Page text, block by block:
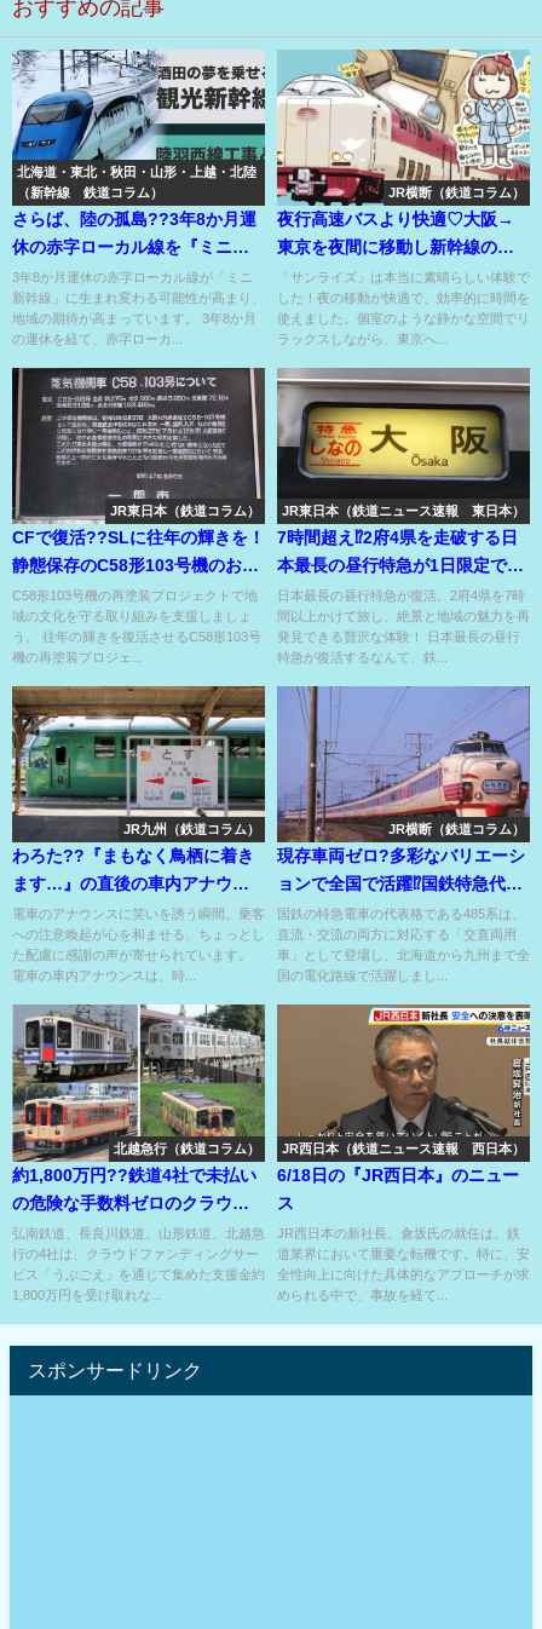
おすすめの記事
北海道・東北・秋田・山形・上越・北陸
（新幹線 鉄道コラム）
さらば、陸の孤島??3年8か月運
休の赤字ローカル線を『ミニ新
幹線』で実現なるか？
3年8か月運休の赤字ローカル線が「ミニ
新幹線」に生まれ変わる可能性が高まり、
地域の期待が高まっています。 3年8か月
の運休を経て、赤字ローカ...
JR横断（鉄道コラム）
夜行高速バスより快適♡大阪→
東京を夜間に移動し新幹線の始
発より早く着ける！
「サンライズ」は本当に素晴らしい体験で
した！夜の移動が快適で、効率的に時間を
使えました。個室のような静かな空間でリ
ラックスしながら、東京へ...
JR東日本（鉄道コラム）
CFで復活??SLに往年の輝きを！
静態保存のC58形103号機のお色
なおしの費用??
C58形103号機の再塗装プロジェクトで地
域の文化を守る取り組みを支援しましょ
う。 往年の輝きを復活させるC58形103号
機の再塗装プロジェ...
JR東日本（鉄道ニュース速報 東日本）
7時間超え⁉2府4県を走破する日
本最長の昼行特急が1日限定で復
活!?
日本最長の昼行特急が復活。2府4県を7時
間以上かけて旅し、絶景と地域の魅力を再
発見できる贅沢な体験！ 日本最長の昼行
特急が復活するなんて、鉄...
JR九州（鉄道コラム）
わろた??『まもなく鳥栖に着き
ます…』の直後の車内アナウン
ス??和歌山線の駅放送も??
電車のアナウンスに笑いを誘う瞬間。乗客
への注意喚起が心を和ませる、ちょっとし
た配慮に感謝の声が寄せられています。
電車の車内アナウンスは、時...
JR横断（鉄道コラム）
現存車両ゼロ?多彩なバリエーシ
ョンで全国で活躍⁉国鉄特急代表
格だった485系の追憶⁉
国鉄の特急電車の代表格である485系は、
直流・交流の両方に対応する「交直両用
車」として登場し、北海道から九州まで全
国の電化路線で活躍しまし...
北越急行（鉄道コラム）
約1,800万円??鉄道4社で未払い
の危険な手数料ゼロのクラウド
ファンディング??
弘南鉄道、長良川鉄道、山形鉄道、北越急
行の4社は、クラウドファンディングサー
ビス「うぶごえ」を通じて集めた支援金約
1,800万円を受け取れな...
JR西日本（鉄道ニュース速報 西日本）
6/18日の『JR西日本』のニュー
ス
JR西日本の新社長、倉坂氏の就任は、鉄
道業界において重要な転機です。特に、安
全性向上に向けた具体的なアプローチが求
められる中で、事故を経て...
スポンサードリンク